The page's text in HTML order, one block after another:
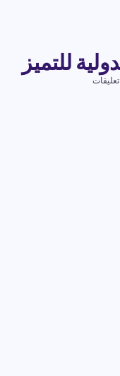
للتميز
تعليقات